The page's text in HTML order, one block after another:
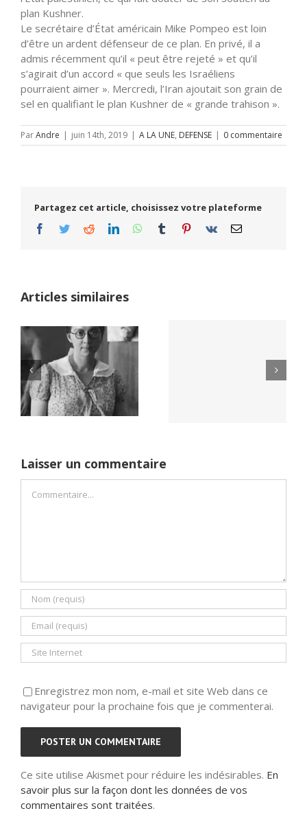
plan Kushner.
Le secrétaire d’État américain Mike Pompeo est loin
d’être un ardent défenseur de ce plan. En privé, il a
admis récemment qu’il « peut être rejeté » et qu’il
s’agirait d’un accord « que seuls les Israéliens
pourraient aimer ». Mercredi, l’Iran ajoutait son grain de
sel en qualifiant le plan Kushner de « grande trahison ».
ParAndre | juin 14th, 2019 | A LA UNE, DEFENSE | 0 commentaire
Partagez cet article, choisissez votre plateforme
Facebook
TwitterRedditLinkedInWhatsApp
Tumblr Pinterest
Vk Email
Articles similaires
Netflix Field of
Dreams (1989)
Yaïr Golan : une
Laisser un commentaire
Enregistrez mon nom, e-mail et site Web dans ce
navigateur pour la prochaine fois que je commenterai.
Ce site utilise Akismet pour réduire les indésirables. En
savoir plus sur la façon dont les données de vos
commentaires sont traitées.